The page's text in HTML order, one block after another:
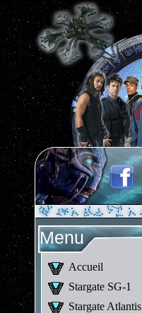
Menu
Accueil
Stargate SG-1
Stargate Atlantis